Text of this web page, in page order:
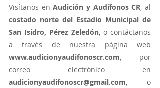
Visítanos en Audición y Audífonos CR
costado norte del Estadio Municipal de
San Isidro, Pérez Zeledón, o contáctanos
www.audicionyaudifonoscr.com, por
audicionyaudifonoscr@gmail.com, o